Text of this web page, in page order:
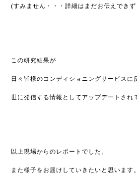
(すみません・・・詳細はまだお伝えでき
この研究結果が
日々皆様のコンディショニングサービスに
世に発信する情報としてアップデートされ
以上現場からのレポートでした。
また様子をお届けしていきたいと思います。